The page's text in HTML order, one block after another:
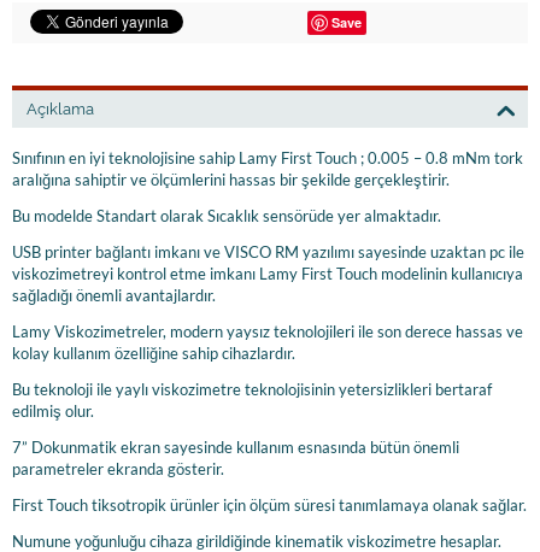
Save
Açıklama
Sınıfının en iyi teknolojisine sahip Lamy First Touch ; 0.005 – 0.8 mNm tork
aralığına sahiptir ve ölçümlerini hassas bir şekilde gerçekleştirir.
Bu modelde Standart olarak Sıcaklık sensörüde yer almaktadır.
USB printer bağlantı imkanı ve VISCO RM yazılımı sayesinde uzaktan pc ile
viskozimetreyi kontrol etme imkanı Lamy First Touch modelinin kullanıcıya
sağladığı önemli avantajlardır.
Lamy Viskozimetreler, modern yaysız teknolojileri ile son derece hassas ve
kolay kullanım özelliğine sahip cihazlardır.
Bu teknoloji ile yaylı viskozimetre teknolojisinin yetersizlikleri bertaraf
edilmiş olur.
7” Dokunmatik ekran sayesinde kullanım esnasında bütün önemli
parametreler ekranda gösterir.
First Touch tiksotropik ürünler için ölçüm süresi tanımlamaya olanak sağlar.
Numune yoğunluğu cihaza girildiğinde kinematik viskozimetre hesaplar.